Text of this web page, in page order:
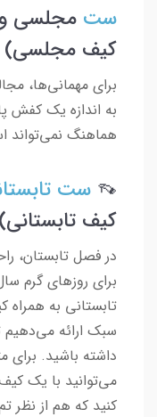
ست مجلسی
کیف مجلسی)
برای مهمانی‌ها،
به اندازه یک کفش
هماهنگ نمی‌تواند
👡 ست
کیف تابستانی)
در فصل تابستان،
برای روزهای گرم
تابستانی به
سبک ارائه می‌دهیم
داشته باشید. برای
می‌توانید با یک
کنید که هم از نظر